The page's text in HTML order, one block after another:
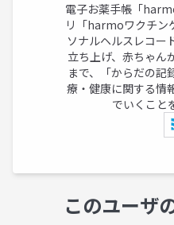
電子お薬手帳「
リ「harmoワクチン
ソナルヘルスレコー
立ち上げ、赤ちゃん
まで、「からだの記
療・健康に関する情
でいくこと
このユーザ